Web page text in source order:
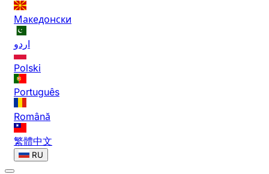
Македонски
اردو
Polski
Português
Română
繁體中文
RU